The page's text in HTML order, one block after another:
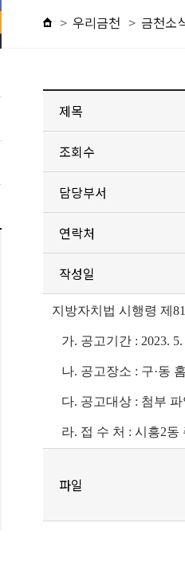
우리금천 금천소
제목
조회수
담당부서
연락처
작성일
지방자치법 시행령 제
가. 공고기간 : 2023.
나. 공고장소 : 구·동
다. 공고대상 : 첨부 파
라. 접 수 처 : 시흥2동
파일